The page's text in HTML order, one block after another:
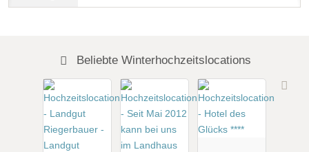
Beliebte Winterhochzeitslocations